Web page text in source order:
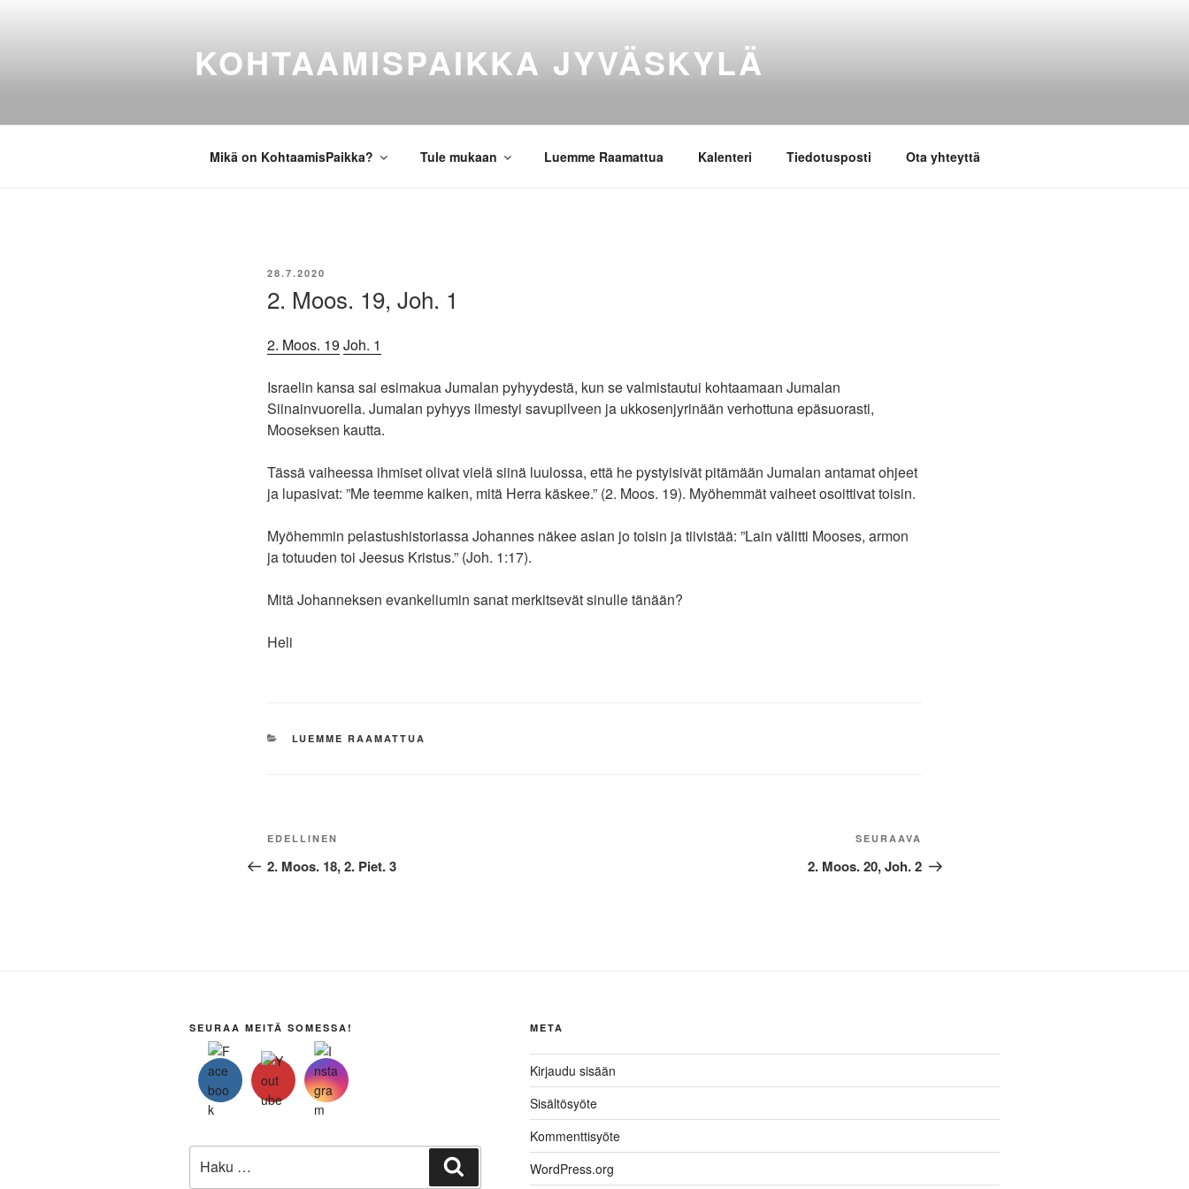
KOHTAAMISPAIKKA JYVÄSKYLÄ
Mikä on KohtaamisPaikka? Tule mukaan Luemme Raamattua Kalenteri Tiedotusposti Ota yhteyttä
JULKAISTU
28.7.2020
2. Moos. 19, Joh. 1
2. Moos. 19 Joh. 1
Israelin kansa sai esimakua Jumalan pyhyydestä, kun se valmistautui kohtaamaan Jumalan
Siinainvuorella. Jumalan pyhyys ilmestyi savupilveen ja ukkosenjyrinään verhottuna epäsuorasti,
Mooseksen kautta.
Tässä vaiheessa ihmiset olivat vielä siinä luulossa, että he pystyisivät pitämään Jumalan antamat ohjeet
ja lupasivat: ”Me teemme kaiken, mitä Herra käskee.” (2. Moos. 19). Myöhemmät vaiheet osoittivat toisin.
Myöhemmin pelastushistoriassa Johannes näkee asian jo toisin ja tiivistää: ”Lain välitti Mooses, armon
ja totuuden toi Jeesus Kristus.” (Joh. 1:17).
Mitä Johanneksen evankeliumin sanat merkitsevät sinulle tänään?
Heli
KATEGORIAT
LUEMME RAAMATTUA
Artikkelien
selaus
Edellinen
artikkeli
EDELLINEN
2. Moos. 18, 2. Piet. 3
artikkeli
SEURAAVA
2. Moos. 20, Joh. 2
SEURAA MEITÄ SOMESSA! META
Kirjaudu sisään
Sisältösyöte
Kommenttisyöte
WordPress.org